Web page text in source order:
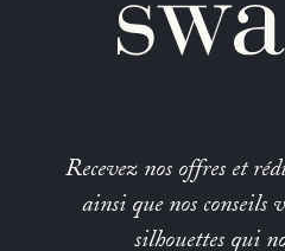
Recevez nos offres et
ainsi que nos conseils
silhouettes qui